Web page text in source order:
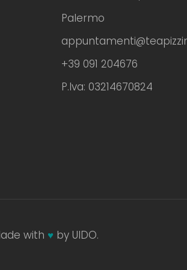
Palermo
+39 091 204676
P.Iva: 03214670824
with ♥ by UIDO.